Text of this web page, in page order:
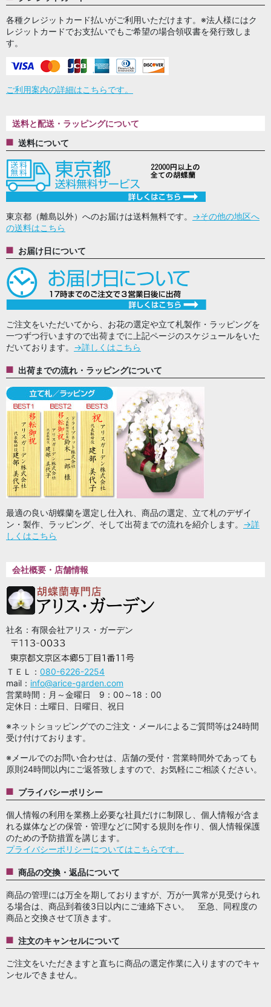
各種クレジットカード払いがご利用いただけます。※法人様にはク
レジットカードでお支払いでもご希望の場合領収書を発行致しま
す。
ご利用案内の詳細はこちらです。
送料と配送・ラッピングについて
送料について
東京都（離島以外）へのお届けは送料無料です。 →その他の地区へ
の送料はこちら
お届け日について
ご注文をいただいてから、お花の選定や立て札製作・ラッピングを
一つずつ行いますので出荷までに上記ページのスケジュールをいた
だいております。 →詳しくはこちら
出荷までの流れ・ラッピングについて
最適の良い胡蝶蘭を選定し仕入れ、商品の選定、立て札のデザイ
ン・製作、ラッピング、そして出荷までの流れを紹介します。 →詳
しくはこちら
会社概要・店舗情報
社名：有限会社アリス・ガーデン
ＴＥＬ： 080-6226-2254
mail： info@arice-garden.com
営業時間：月～金曜日 9：00～18：00
定休日：土曜日、日曜日、祝日
※ネットショッピングでのご注文・メールによるご質問等は24時間
受け付けております。
※メールでのお問い合わせは、店舗の受付・営業時間外であっても
原則24時間以内にご返答致しますので、お気軽にご相談ください。
プライバシーポリシー
個人情報の利用を業務上必要な社員だけに制限し、個人情報が含ま
れる媒体などの保管・管理などに関する規則を作り、個人情報保護
のための予防措置を講じます。
プライバシーポリシーについてはこちらです。
商品の交換・返品について
商品の管理には万全を期しておりますが、万が一異常が見受けられ
る場合は、商品到着後3日以内にご連絡下さい。 至急、同程度の
商品と交換させて頂きます。
注文のキャンセルについて
ご注文をいただきますと直ちに商品の選定作業に入りますのでキャ
ンセルできません。